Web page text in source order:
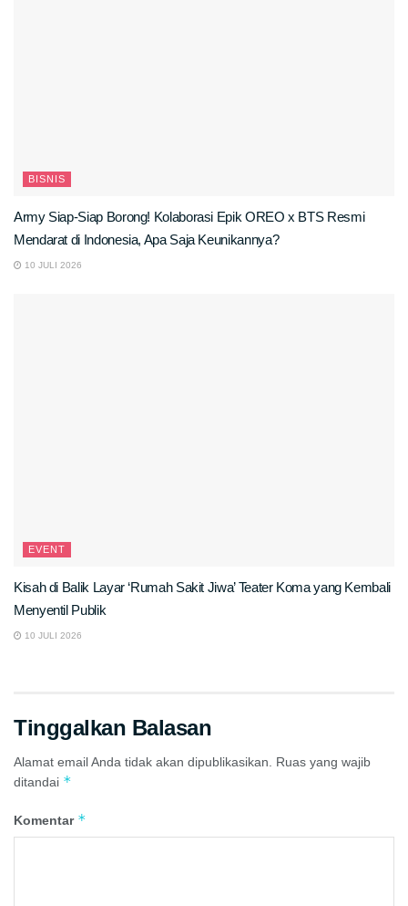
BISNIS
Army Siap-Siap Borong! Kolaborasi Epik OREO x BTS Resmi
Mendarat di Indonesia, Apa Saja Keunikannya?
10 JULI 2026
EVENT
Kisah di Balik Layar ‘Rumah Sakit Jiwa’ Teater Koma yang Kembali
Menyentil Publik
10 JULI 2026
Tinggalkan Balasan
Alamat email Anda tidak akan dipublikasikan.
Ruas yang wajib
ditandai *
Komentar *